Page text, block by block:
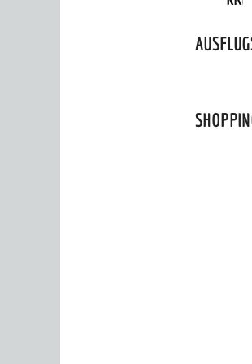
Jährliche Veranstaltungen